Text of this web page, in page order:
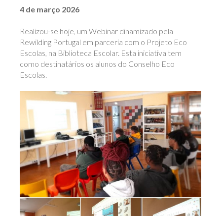
4 de março 2026
Realizou-se hoje, um Webinar dinamizado pela
Rewilding Portugal em parceria com o Projeto Eco
Escolas, na Biblioteca Escolar. Esta iniciativa tem
como destinatários os alunos do Conselho Eco
Escolas.